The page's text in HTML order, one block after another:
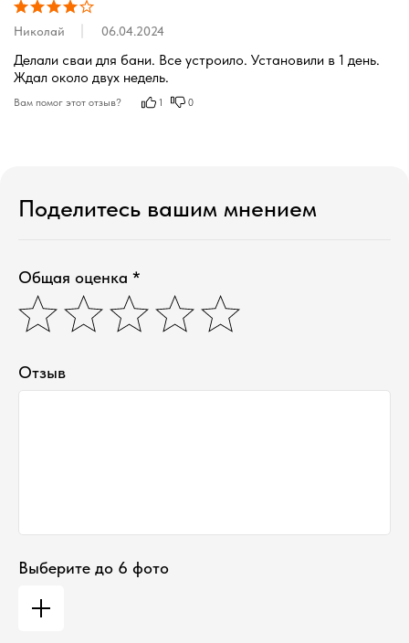
Николай 06.04.2024
Делали сваи для бани. Все устроило. Установили в 1 день.
Ждал около двух недель.
Вам помог этот отзыв? 1 0
Поделитесь вашим мнением
Общая оценка *
Отзыв
Выберите до 6 фото